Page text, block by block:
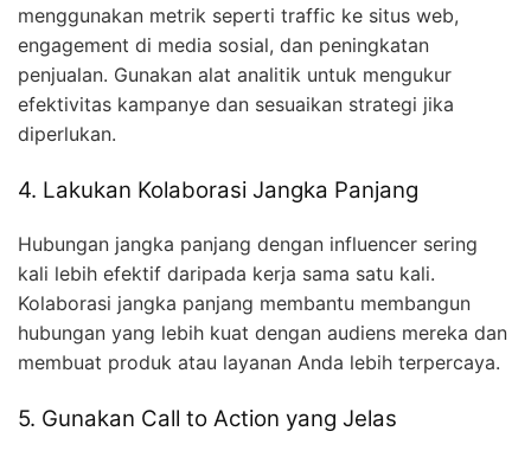
menggunakan metrik seperti traffic ke situs web,
engagement di media sosial, dan peningkatan
penjualan. Gunakan alat analitik untuk mengukur
efektivitas kampanye dan sesuaikan strategi jika
diperlukan.
4. Lakukan Kolaborasi Jangka Panjang
Hubungan jangka panjang dengan influencer sering
kali lebih efektif daripada kerja sama satu kali.
Kolaborasi jangka panjang membantu membangun
hubungan yang lebih kuat dengan audiens mereka dan
membuat produk atau layanan Anda lebih terpercaya.
5. Gunakan Call to Action yang Jelas